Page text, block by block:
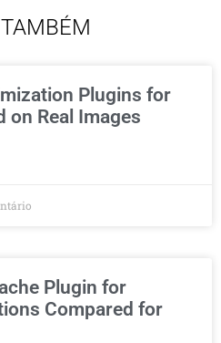
Plugins for
on Real Images
Plugin for
Compared for